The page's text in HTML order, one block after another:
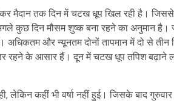
मैदान तक दिन में चटख धूप खिल रही है। जिससे
कुछ दिन मौसम शुष्क बना रहने का अनुमान है।
अधिकतम और न्यूनतम दोनों तापमान में दो से
रहने के आसार हैं। दून में चटख धूप तपिश बढ़ाने
लेकिन कहीं भी वर्षा नहीं हुई। जिसके बाद